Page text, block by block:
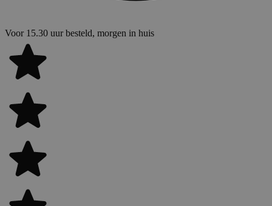
Voor 15.30 uur besteld, morgen in huis